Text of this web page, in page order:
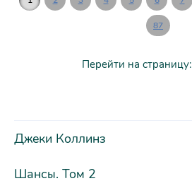
87
Перейти на страницу:
Джеки Коллинз
Шансы. Том 2